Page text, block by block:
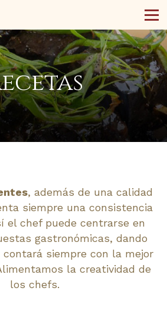
, además de una calidad
siempre una consistencia
el chef puede centrarse en
gastronómicas, dando
siempre con la mejor
la creatividad de
los chefs.